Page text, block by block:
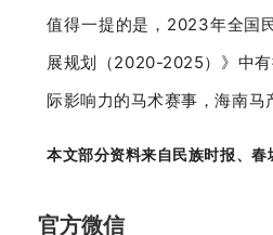
值得一提的是，2023年全国
展规划（2020-2025）》中
际影响力的马术赛事，海南
本文部分资料来自民族时报、
官方微信